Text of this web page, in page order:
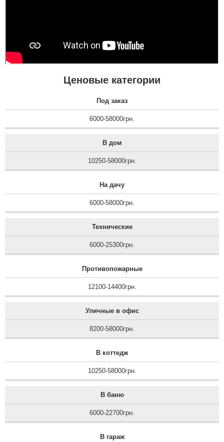
Ценовые категории
Под заказ
6000-58000грн.
В дом
10250-58000грн.
На дачу
6000-58000грн.
Технические
6000-25300грн.
Противопожарные
12100-14400грн.
Уличные в офис
8200-58000грн.
В коттедж
10250-58000грн.
В баню
6000-22700грн.
В гараж